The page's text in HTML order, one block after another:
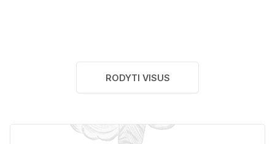
RODYTI VISUS